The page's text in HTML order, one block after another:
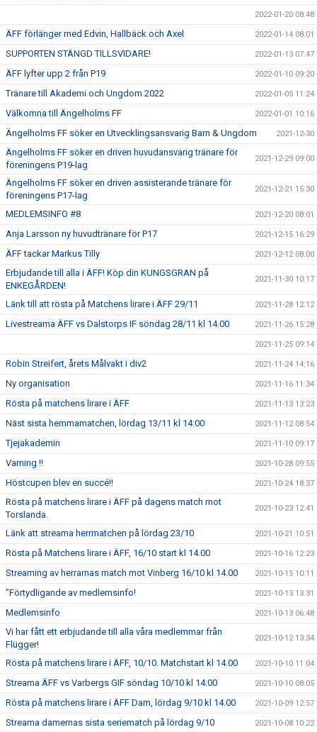
2022-01-20 08:48
ÄFF förlänger med Edvin, Hallbäck och Axel 2022-01-14 08:01
SUPPORTEN STÄNGD TILLSVIDARE! 2022-01-13 07:47
ÄFF lyfter upp 2 från P19 2022-01-10 09:20
Tränare till Akademi och Ungdom 2022 2022-01-05 11:24
Välkomna till Ängelholms FF 2022-01-01 10:16
Ängelholms FF söker en Utvecklingsansvarig Barn & Ungdom 2021-12-30
Ängelholms FF söker en driven huvudansvarig tränare för
föreningens P19-lag
2021-12-29 09:00
Ängelholms FF söker en driven assisterande tränare för
föreningens P17-lag
2021-12-21 15:30
MEDLEMSINFO #8 2021-12-20 08:01
Anja Larsson ny huvudtränare för P17 2021-12-15 16:29
ÄFF tackar Markus Tilly 2021-12-12 08:00
Erbjudande till alla i ÄFF! Köp din KUNGSGRAN på
ENKEGÅRDEN!
2021-11-30 10:17
Länk till att rösta på Matchens lirare i ÄFF 29/11 2021-11-28 12:12
Livestreama ÄFF vs Dalstorps IF söndag 28/11 kl 14.00 2021-11-26 15:28
2021-11-25 09:14
Robin Streifert, årets Målvakt i div2 2021-11-24 14:16
Ny organisation 2021-11-16 11:34
Rösta på matchens lirare i ÄFF 2021-11-13 13:23
Näst sista hemmamatchen, lördag 13/11 kl 14:00 2021-11-12 08:54
Tjejakademin 2021-11-10 09:17
Varning !! 2021-10-28 09:55
Höstcupen blev en succé!! 2021-10-24 18:37
Rösta på matchens lirare i ÄFF på dagens match mot
Torslanda.
2021-10-23 12:41
Länk att streama herrmatchen på lördag 23/10 2021-10-21 10:51
Rösta på Matchens lirare i ÄFF, 16/10 start kl 14.00 2021-10-16 12:23
Streaming av herrarnas match mot Vinberg 16/10 kl 14.00 2021-10-15 10:11
”Förtydligande av medlemsinfo! 2021-10-13 13:31
Medlemsinfo 2021-10-13 06:48
Vi har fått ett erbjudande till alla våra medlemmar från
Flügger!
2021-10-12 13:34
Rösta på matchens lirare i ÄFF, 10/10. Matchstart kl 14.00 2021-10-10 11:04
Streama ÄFF vs Varbergs GIF söndag 10/10 kl 14:00 2021-10-10 08:05
Rösta på matchens lirare i ÄFF Dam, lördag 9/10 kl 14.00 2021-10-09 12:57
Streama damernas sista seriematch på lördag 9/10 2021-10-08 10:22